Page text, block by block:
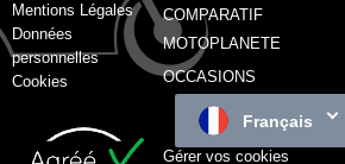
Mentions Légales
Données
personnelles
Cookies
COMPARATIF
MOTOPLANETE
OCCASIONS
Français
Gérer vos cookies